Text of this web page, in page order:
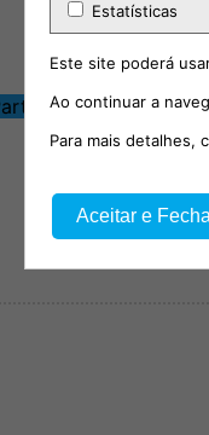
Estatísticas
Este site poderá
Ao continuar a
Para mais detalhes,
Aceitar e